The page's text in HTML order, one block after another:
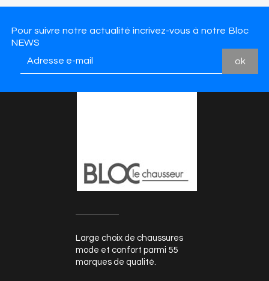
Pour suivre notre actualité incrivez-vous à notre Bloc
NEWS
Large choix de chaussures
mode et confort parmi 55
marques de qualité.